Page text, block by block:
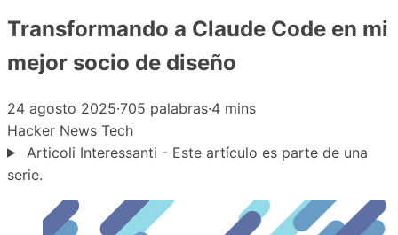
Transformando a Claude Code en mi
mejor socio de diseño
24 agosto 2025·705 palabras·4 mins
Hacker News Tech
Articoli Interessanti - Este artículo es parte de una
serie.